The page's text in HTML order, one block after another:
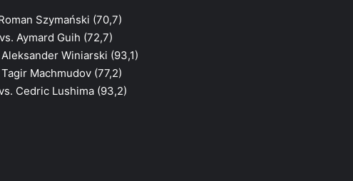
Szymański (70,7)
Aymard Guih (72,7)
Winiarski (93,1)
Machmudov (77,2)
Cedric Lushima (93,2)